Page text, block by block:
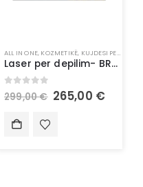
,STILUES FLOKËSH
ALL IN ONE, KOZMETIKË, KUJDESI PERSONAL
Laser per depilim- BRAUN Silk
0 out of 5
299,00€ 265,00 €